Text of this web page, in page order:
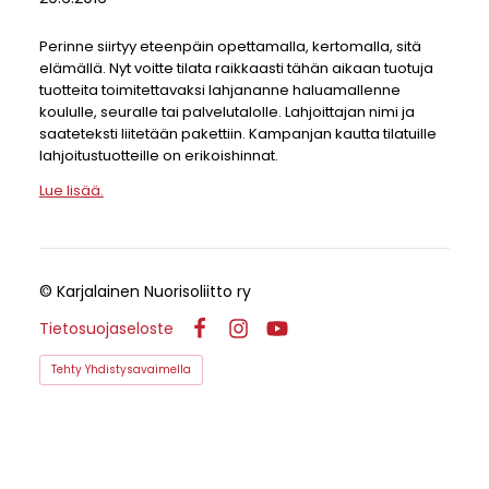
Perinne siirtyy eteenpäin opettamalla, kertomalla, sitä
elämällä. Nyt voitte tilata raikkaasti tähän aikaan tuotuja
tuotteita toimitettavaksi lahjananne haluamallenne
koululle, seuralle tai palvelutalolle. Lahjoittajan nimi ja
saateteksti liitetään pakettiin. Kampanjan kautta tilatuille
lahjoitustuotteille on erikoishinnat.
Lue lisää.
© Karjalainen Nuorisoliitto ry
Tietosuojaseloste
FacebookInstagram
Tehty Yhdistysavaimella